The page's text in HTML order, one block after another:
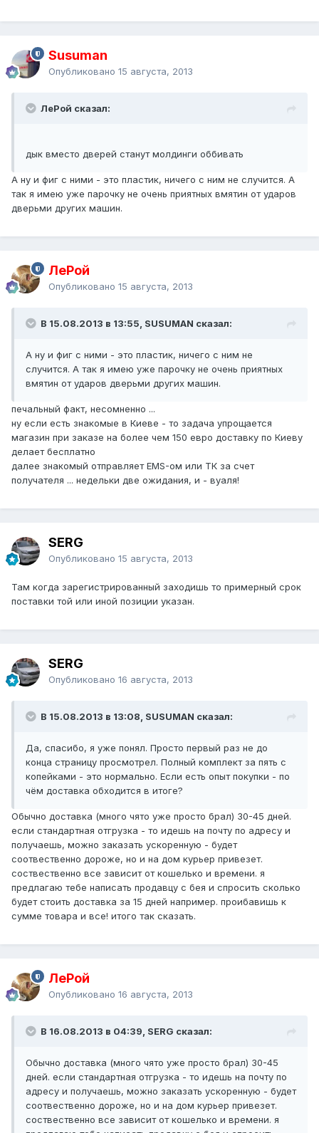
Susuman
Опубликовано 15 августа, 2013
ЛеРой сказал:
дык вместо дверей станут молдинги оббивать
А ну и фиг с ними - это пластик, ничего с ним не случится. А
так я имею уже парочку не очень приятных вмятин от ударов
дверьми других машин.
ЛеРой
Опубликовано 15 августа, 2013
В 15.08.2013 в 13:55, SUSUMAN сказал:
А ну и фиг с ними - это пластик, ничего с ним не
случится. А так я имею уже парочку не очень приятных
вмятин от ударов дверьми других машин.
печальный факт, несомненно ...
ну если есть знакомые в Киеве - то задача упрощается
магазин при заказе на более чем 150 евро доставку по Киеву
делает бесплатно
далее знакомый отправляет EMS-ом или ТК за счет
получателя ... недельки две ожидания, и - вуаля!
SERG
Опубликовано 15 августа, 2013
Там когда зарегистрированный заходишь то примерный срок
поставки той или иной позиции указан.
SERG
Опубликовано 16 августа, 2013
В 15.08.2013 в 13:08, SUSUMAN сказал:
Да, спасибо, я уже понял. Просто первый раз не до
конца страницу просмотрел. Полный комплект за пять с
копейками - это нормально. Если есть опыт покупки - по
чём доставка обходится в итоге?
Обычно доставка (много чято уже просто брал) 30-45 дней.
если стандартная отгрузка - то идешь на почту по адресу и
получаешь, можно заказать ускоренную - будет
соотвественно дороже, но и на дом курьер привезет.
соствественно все зависит от кошелько и времени. я
предлагаю тебе написать продавцу с бея и спросить сколько
будет стоить доставка за 15 дней например. проибавишь к
сумме товара и все! итого так сказать.
ЛеРой
Опубликовано 16 августа, 2013
В 16.08.2013 в 04:39, SERG сказал:
Обычно доставка (много чято уже просто брал) 30-45
дней. если стандартная отгрузка - то идешь на почту по
адресу и получаешь, можно заказать ускоренную - будет
соотвественно дороже, но и на дом курьер привезет.
соствественно все зависит от кошелько и времени. я